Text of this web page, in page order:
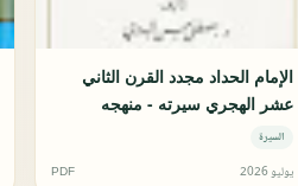
الإمام الحداد مجدد القرن الثاني
عشر الهجري سيرته - منهجه
السيرة
يوليو 2026 PDF